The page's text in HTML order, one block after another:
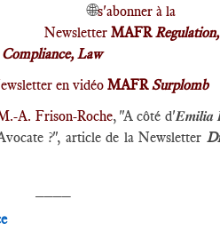
🌐s'abonner à la
Newsletter MAFRRegulation,
Compliance, Law
en vidéo MAFRSurplomb
A. Frison-Roche, "A côté d'𝑬𝒎𝒊𝒍𝒊𝒂
?", article de la Newsletter